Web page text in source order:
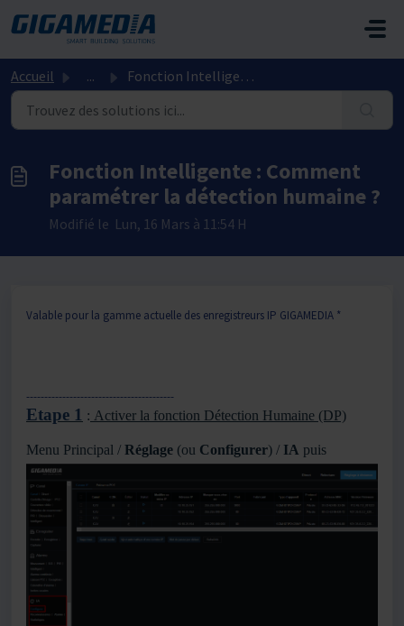
Accueil ... Fonction Intelligente : Comment paramétrer la détection h...
Fonction Intelligente : Comment
paramétrer la détection humaine ?
Modifié le Lun, 16 Mars à 11:54 H
Valable pour la gamme actuelle des enregistreurs IP GIGAMEDIA *
-----------------------------------------
Etape 1 : Activer la fonction Détection Humaine (DP)
Menu Principal / Réglage (ou Configurer) / IA puis